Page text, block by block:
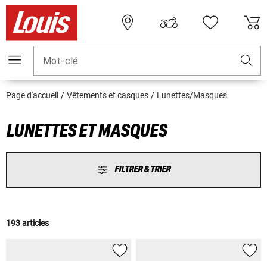
Mot-clé
Page d'accueil Vêtements et casques Lunettes/Masques
LUNETTES ET MASQUES
FILTRER & TRIER
193 articles